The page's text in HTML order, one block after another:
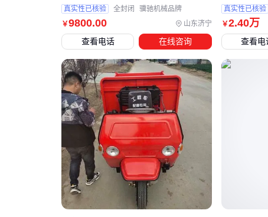
￥9800.00 山东济宁
真实性已核验 全封闭 骥驰机械品牌
查看电话 在线咨询
￥2.40万
真实性已核验
查看电